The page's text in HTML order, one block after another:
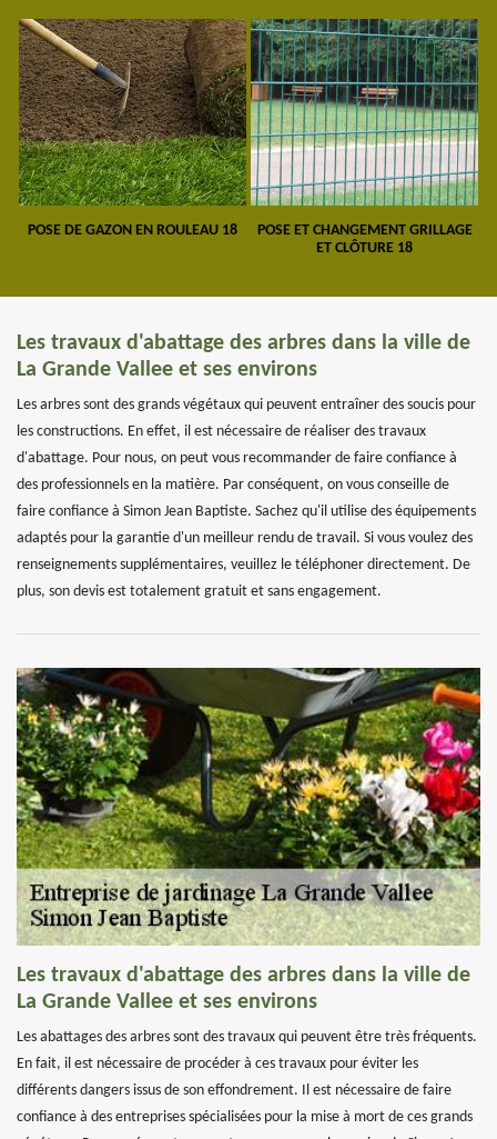
POSE DE GAZON EN ROULEAU 18
POSE ET CHANGEMENT GRILLAGE
ET CLÔTURE 18
Les travaux d'abattage des arbres dans la ville de
La Grande Vallee et ses environs
Les arbres sont des grands végétaux qui peuvent entraîner des soucis pour
les constructions. En effet, il est nécessaire de réaliser des travaux
d'abattage. Pour nous, on peut vous recommander de faire confiance à
des professionnels en la matière. Par conséquent, on vous conseille de
faire confiance à Simon Jean Baptiste. Sachez qu'il utilise des équipements
adaptés pour la garantie d'un meilleur rendu de travail. Si vous voulez des
renseignements supplémentaires, veuillez le téléphoner directement. De
plus, son devis est totalement gratuit et sans engagement.
Les travaux d'abattage des arbres dans la ville de
La Grande Vallee et ses environs
Les abattages des arbres sont des travaux qui peuvent être très fréquents.
En fait, il est nécessaire de procéder à ces travaux pour éviter les
différents dangers issus de son effondrement. Il est nécessaire de faire
confiance à des entreprises spécialisées pour la mise à mort de ces grands